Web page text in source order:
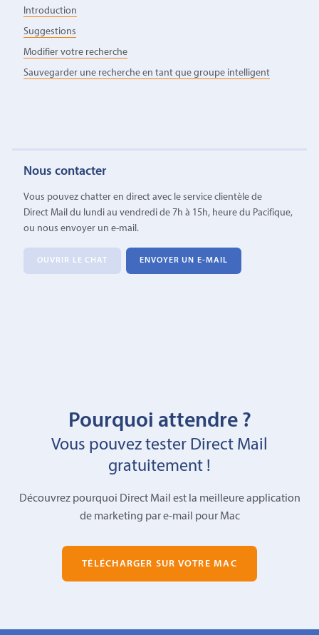
Introduction
Suggestions
Modifier votre recherche
Sauvegarder une recherche en tant que groupe intelligent
Nous contacter
Vous pouvez chatter en direct avec le service clientèle de
Direct Mail du lundi au vendredi de 7h à 15h, heure du Pacifique,
ou nous envoyer un e-mail.
OUVRIR LE CHAT ENVOYER UN E-MAIL
Pourquoi attendre ?
Vous pouvez tester Direct Mail
gratuitement !
Découvrez pourquoi Direct Mail est la meilleure application
de marketing par e-mail pour Mac
TÉLÉCHARGER SUR VOTRE MAC